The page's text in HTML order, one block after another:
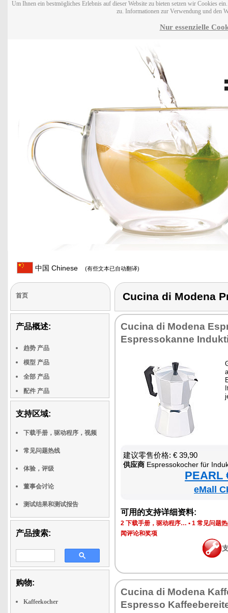
Um Ihnen ein bestmögliches Erlebnis auf dieser Website zu bieten setzen wir Cookies
zu. Informationen zur Verwendung und den
Nur essenzielle
中国 Chinese (有些文本已自动翻译)
首页
产品概述:
趋势 产品
模型 产品
全部 产品
配件 产品
支持区域:
下载手册，驱动程序，视频
常见问题热线
体验，评级
董事会讨论
测试结果和测试报告
产品搜索:
购物:
Kaffeekocher
Cucina di Modena
Cucina di Modena
Espressokanne
建议零售价格: € 39,90
供应商 Espressokocher für
PEARL
eMall
可用的支持详细资料:
2 下载手册，驱动程序… • 1 常见问题
闻评论和奖项
Cucina di Modena
Espresso